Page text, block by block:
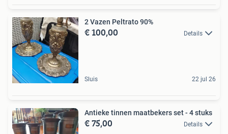
2 Vazen Peltrato 90%
€ 100,00 Details
Sluis 22 jul 26
Antieke tinnen maatbekers set - 4 stuks
€ 75,00 Details